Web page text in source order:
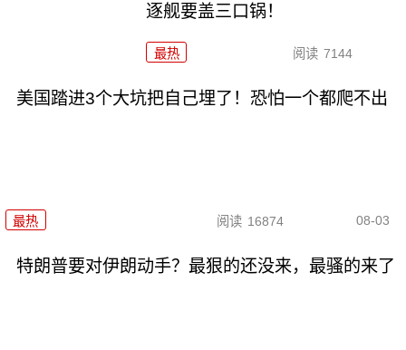
逐舰要盖三口锅！
最热 阅读 7144
美国踏进3个大坑把自己埋了！恐怕一个都爬不出
最热 阅读 16874 08-03
特朗普要对伊朗动手？最狠的还没来，最骚的来了